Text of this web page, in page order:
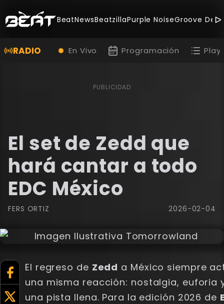
BeatNewsBeatzillaPurple NoiseGroove
RADIO En Vivo Programación
PUBLICIDAD
El set de Zedd que
hará cantar a todo
EDC México
FERS ORTIZ 2026-02-04
El regreso de Zedd a México siempre
una misma reacción: nostalgia, euforia
una pista llena. Para la edición 2026 de